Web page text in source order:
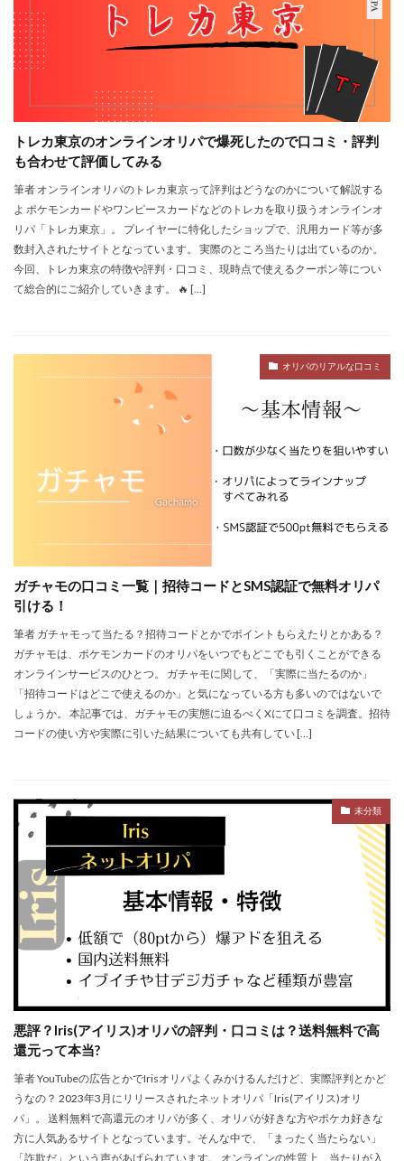
トレカ東京のオンラインオリパで爆死したので口コミ・評判
も合わせて評価してみる
筆者 オンラインオリパのトレカ東京って評判はどうなのかについて解説する
よ ポケモンカードやワンピースカードなどのトレカを取り扱うオンラインオ
リパ「トレカ東京」。 プレイヤーに特化したショップで、汎用カード等が多
数封入されたサイトとなっています。 実際のところ当たりは出ているのか。
今回、トレカ東京の特徴や評判・口コミ、現時点で使えるクーポン等につい
て総合的にご紹介していきます。 🔥 […]
オリパのリアルな口コミ
ガチャモの口コミ一覧｜招待コードとSMS認証で無料オリパ
引ける！
筆者 ガチャモって当たる？招待コードとかでポイントもらえたりとかある？
ガチャモは、ポケモンカードのオリパをいつでもどこでも引くことができる
オンラインサービスのひとつ。 ガチャモに関して、「実際に当たるのか」
「招待コードはどこで使えるのか」と気になっている方も多いのではないで
しょうか。 本記事では、ガチャモの実態に迫るべくXにて口コミを調査。招待
コードの使い方や実際に引いた結果についても共有してい […]
未分類
悪評？Iris(アイリス)オリパの評判・口コミは？送料無料で高
還元って本当?
筆者 YouTubeの広告とかでIrisオリパよくみかけるんだけど、実際評判とかど
うなの？ 2023年3月にリリースされたネットオリパ「Iris(アイリス)オリ
パ」。 送料無料で高還元のオリパが多く、オリパが好きな方やポケカ好きな
方に人気あるサイトとなっています。そんな中で、「まったく当たらない」
「詐欺だ」という声があげられています。 オンラインの性質上、当たりが入